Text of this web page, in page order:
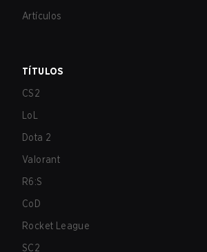
Artículos
TÍTULOS
CS2
LoL
Dota 2
Valorant
R6:S
CoD
Rocket League
SC2